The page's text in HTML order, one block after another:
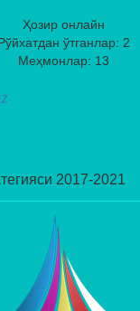
Ҳозир онлайн
ўтганлар: 2
Меҳмонлар: 13
2017-2021